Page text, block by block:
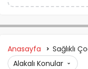
Anasayfa Sağlıklı
Alakalı Konular